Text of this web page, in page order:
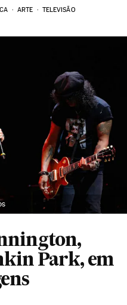
ARTE TELEVISÃO
Park, em